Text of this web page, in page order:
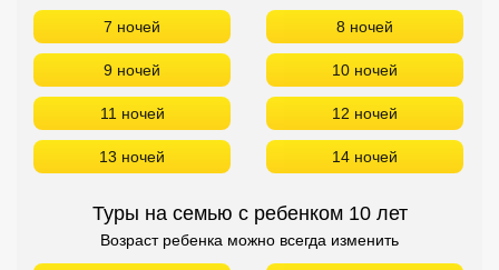
7 ночей 8 ночей
9 ночей 10 ночей
11 ночей 12 ночей
13 ночей 14 ночей
Туры на семью с ребенком 10 лет
Возраст ребенка можно всегда изменить